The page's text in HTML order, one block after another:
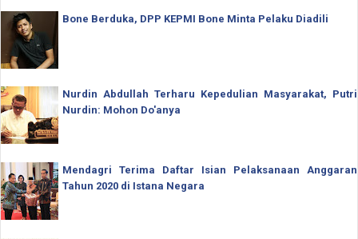
Bone Berduka, DPP KEPMI Bone Minta Pelaku Diadili
Nurdin Abdullah Terharu Kepedulian Masyarakat, Putri
Nurdin: Mohon Do'anya
Mendagri Terima Daftar Isian Pelaksanaan Anggaran
Tahun 2020 di Istana Negara